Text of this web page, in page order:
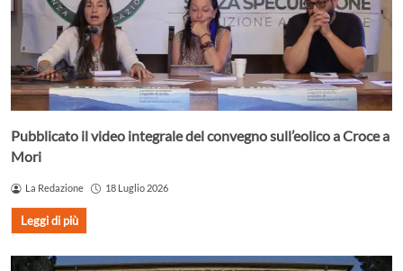
Pubblicato il video integrale del convegno sull’eolico a Croce a
Mori
La Redazione 18 Luglio 2026
Leggi di più